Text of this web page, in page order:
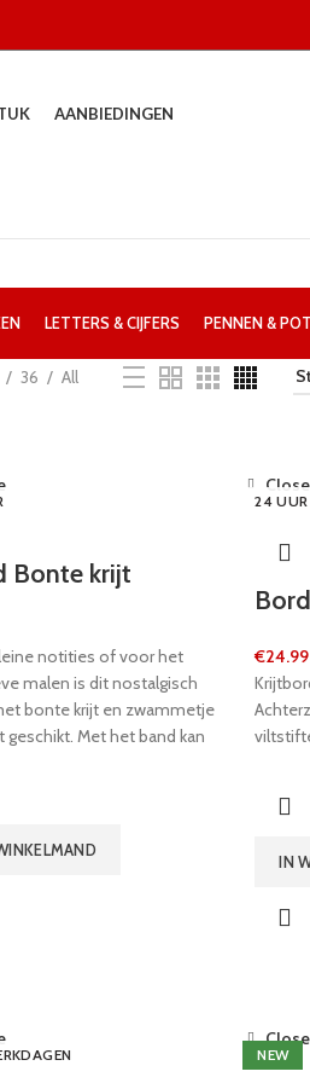
AANBIEDINGEN
LETTERS & CIJFERS PENNEN &
36 All
Bonte krijt
notities of voor het
malen is dit nostalgisch
bonte krijt en zwammetje
geschikt. Met het band kan
worden.
24 UUR
Close
€24.99
IN
NEW
Close